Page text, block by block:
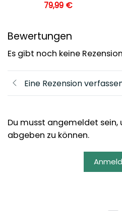
79,99 €
Bewertungen
Es gibt noch keine
Eine Rezension
Du musst angemeldet sein,
abgeben zu können.